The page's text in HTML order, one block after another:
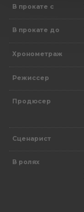
В прокате с
В прокате до
Хронометраж
Режиссер
Продюсер
Сценарист
В ролях